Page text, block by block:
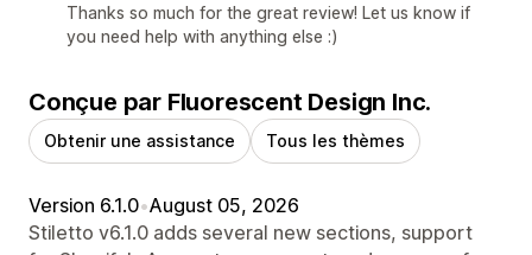
Thanks so much for the great review! Let us know if
you need help with anything else :)
Conçue par Fluorescent Design Inc.
Obtenir une assistance Tous les thèmes
Version 6.1.0•August 05, 2026
Stiletto v6.1.0 adds several new sections, support